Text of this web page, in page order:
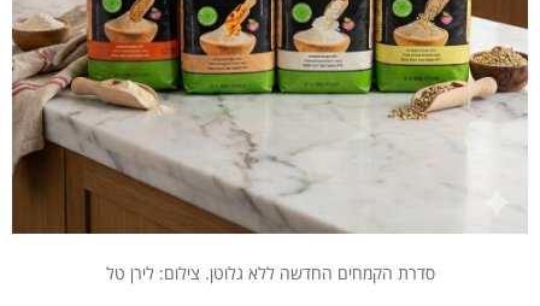
סדרת הקמחים החדשה ללא גלוטן. צילום: לירן טל